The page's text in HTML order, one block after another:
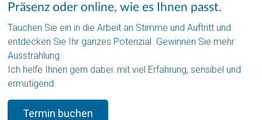
Präsenz oder online, wie es Ihnen passt.
Tauchen Sie ein in die Arbeit an Stimme und Auftritt und
entdecken Sie Ihr ganzes Potenzial. Gewinnen Sie mehr
Ausstrahlung.
Ich helfe Ihnen gern dabei: mit viel Erfahrung, sensibel und
ermutigend.
Termin buchen